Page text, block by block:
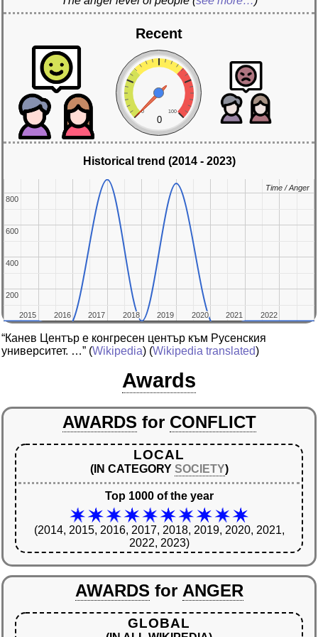
Recent
0 100
0
Historical trend (2014 - 2023)
2015
2015 2016
2016 2017
2017 2018
2018 2019
2019 2020
2020 2021
2021 2022
2022
200
200
400
400
600
600
800
800
Time / Anger
Time / Anger
“Канев Център е конгресен център към Русенския
университет. …” (Wikipedia) (Wikipedia translated)
Awards
AWARDS for CONFLICT
LOCAL
(IN CATEGORY SOCIETY)
Top 1000 of the year
(2014, 2015, 2016, 2017, 2018, 2019, 2020, 2021,
2022, 2023)
AWARDS for ANGER
GLOBAL